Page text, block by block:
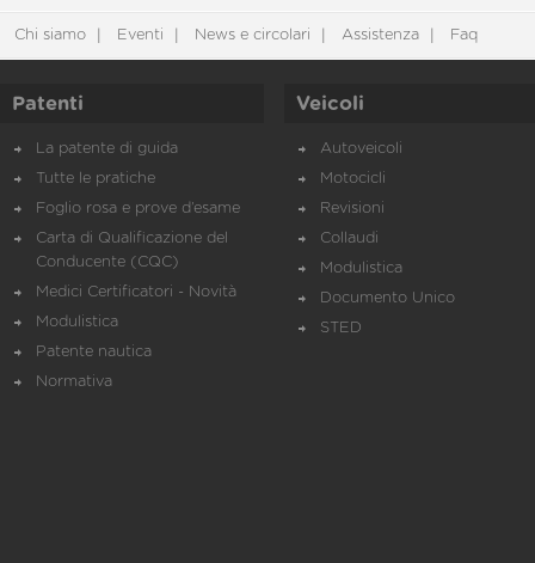
Chi siamo Eventi News e circolari Assistenza Faq
Patenti
La patente di guida
Tutte le pratiche
Foglio rosa e prove d’esame
Carta di Qualificazione del
Conducente (CQC)
Medici Certificatori - Novità
Modulistica
Patente nautica
Normativa
Veicoli
Autoveicoli
Motocicli
Revisioni
Collaudi
Modulistica
Documento Unico
STED